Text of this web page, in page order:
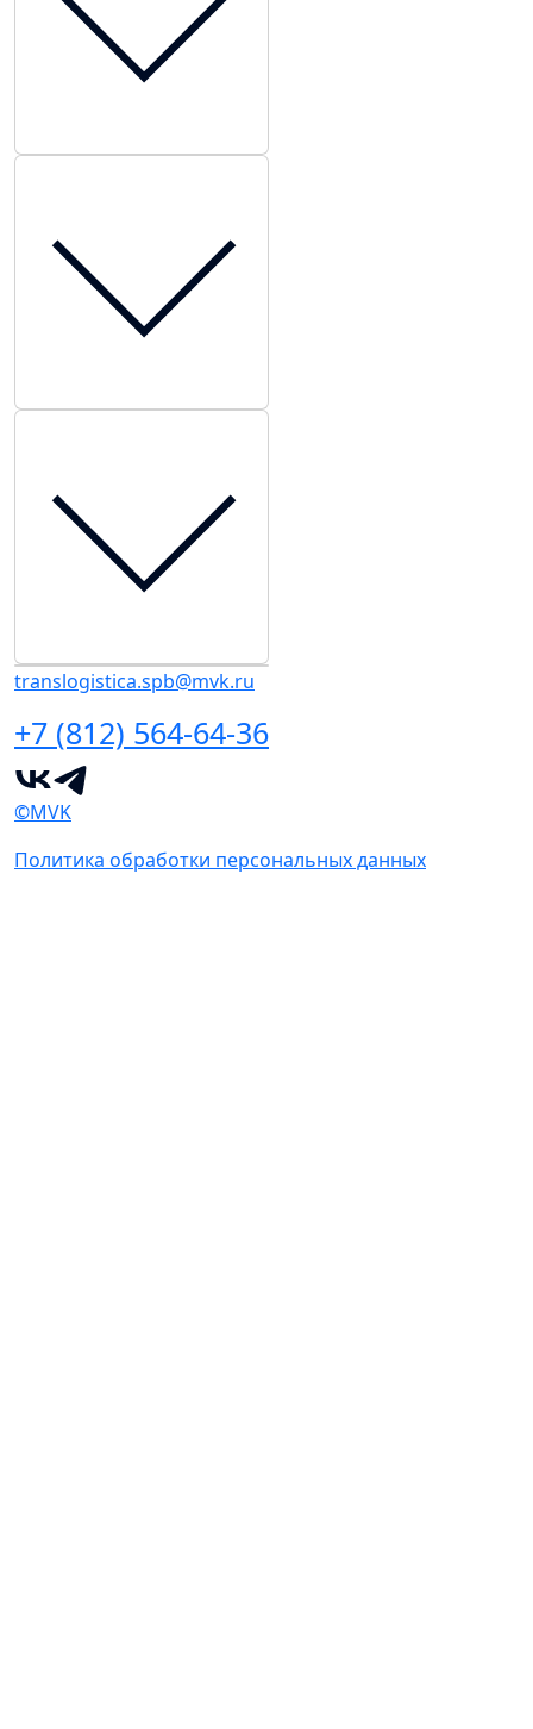
translogistica.spb@mvk.ru
+7 (812) 564-64-36
©MVK
Политика обработки персональных данных